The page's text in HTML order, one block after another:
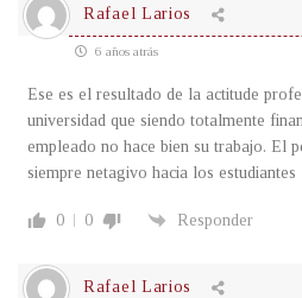
Rafael Larios
6 años atrás
Ese es el resultado de la actitude
universidad que siendo totalmente
empleado no hace bien su trabajo. El
siempre netagivo hacia los estudiantes
0 0 Responder
Rafael Larios